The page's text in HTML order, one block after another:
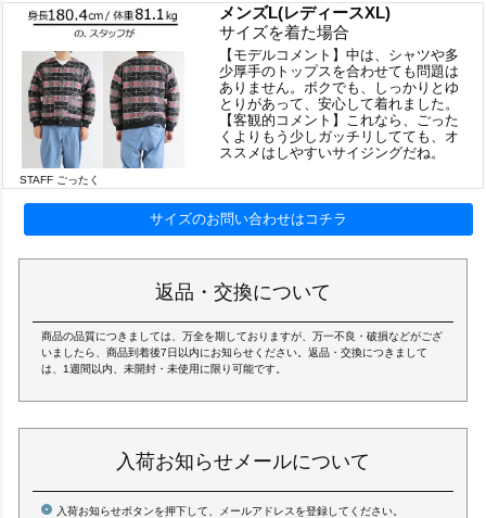
メンズL(レディースXL)
サイズを着た場合
STAFF ごったく
【モデルコメント】中は、シャツや多
少厚手のトップスを合わせても問題は
ありません。ボクでも、しっかりとゆ
とりがあって、安心して着れました。
【客観的コメント】これなら、ごった
くよりもう少しガッチリしてても、オ
ススメはしやすいサイジングだね。
サイズのお問い合わせはコチラ
返品・交換について
商品の品質につきましては、万全を期しておりますが、万一不良・破損などがござ
いましたら、商品到着後7日以内にお知らせください。返品・交換につきまして
は、1週間以内、未開封・未使用に限り可能です。
入荷お知らせメールについて
入荷お知らせボタンを押下して、メールアドレスを登録してください。